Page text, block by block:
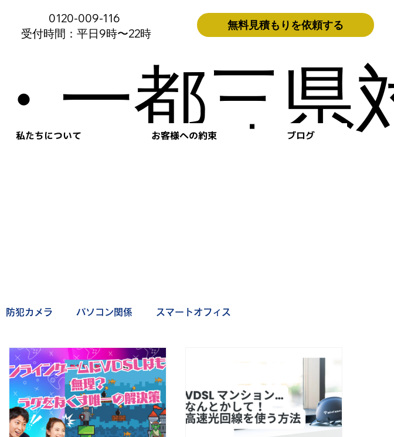
一都三
私たちについて お客様への約束 ブログ
0120-009-116
受付時間：平日9時〜22時
無料見積もりを依頼する
防犯カメラ パソコン関係 スマートオフィス
スマートホーム オフィス